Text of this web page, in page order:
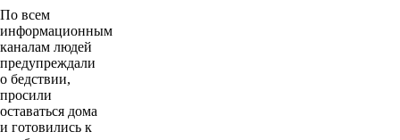
По всем
информационным
каналам людей
предупреждали
о бедствии,
просили
оставаться дома
и готовились к